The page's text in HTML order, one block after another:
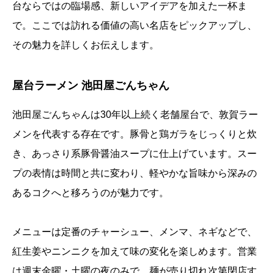
台ならではの臨場感、新しいアイデアを加えた一杯ま
で。ここでは訪れる価値の高い名店をピックアップし、
その魅力を詳しくお伝えします。
屋台ラーメン 池田屋ごんちゃん
池田屋ごんちゃんは30年以上続く老舗屋台で、敦賀ラー
メンを代表する存在です。豚骨と鶏ガラをじっくりと炊
き、あっさり系豚骨醤油スープに仕上げています。スー
プの表情は時間と共に変わり、軽やかな旨味から深みの
あるコクへと移ろうのが魅力です。
メニューは定番のチャーシュー、メンマ、ネギなどで、
紅生姜やニンニクを加えて味の変化を楽しめます。営業